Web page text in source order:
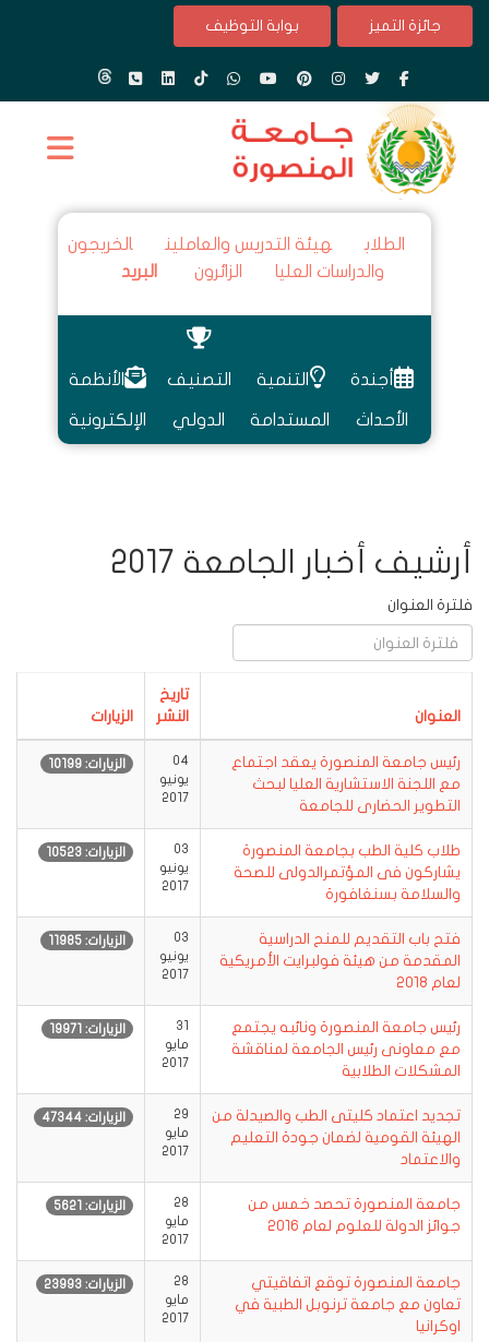
جائزة التميز بوابة التوظيف
الطلاب هيئة التدريس والعاملين
الخريجون
والدراسات العليا
الزائرون البريد
أجندة
الأحداث
التنمية
المستدامة
التصنيف
الدولي
الأنظمة
الإلكترونية
أرشيف أخبار الجامعة 2017
فلترة العنوان
العنوان
تاريخ
النشر
الزيارات
رئيس جامعة المنصورة يعقد اجتماع
مع اللجنة الاستشارية العليا لبحث
التطوير الحضارى للجامعة
04
يونيو
2017
الزيارات: 10199
طلاب كلية الطب بجامعة المنصورة
يشاركون فى المؤتمرالدولى للصحة
والسلامة بسنغافورة
03
يونيو
2017
الزيارات: 10523
فتح باب التقديم للمنح الدراسية
المقدمة من هيئة فولبرايت الأمريكية
لعام 2018
03
يونيو
2017
الزيارات: 11985
رئيس جامعة المنصورة ونائبه يجتمع
مع معاونى رئيس الجامعة لمناقشة
المشكلات الطلابية
31
مايو
2017
الزيارات: 19971
تجديد اعتماد كليتى الطب والصيدلة من
الهيئة القومية لضمان جودة التعليم
والاعتماد
29
مايو
2017
الزيارات: 47344
جامعة المنصورة تحصد خمس من
جوائز الدولة للعلوم لعام 2016
28
مايو
2017
الزيارات: 5621
جامعة المنصورة توقع اتفاقيتي
تعاون مع جامعة ترنوبل الطبية في
اوكرانيا
28
مايو
2017
الزيارات: 23993